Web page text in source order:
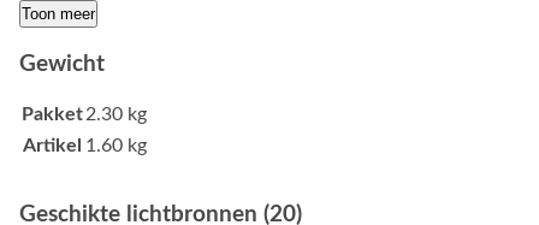
Toon meer
Gewicht
Pakket2.30 kg
Artikel 1.60 kg
Geschikte lichtbronnen (20)